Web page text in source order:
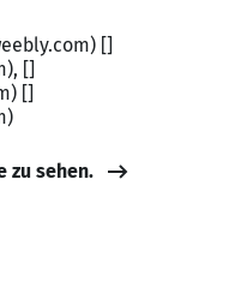
[]
[]
[]
zu sehen.